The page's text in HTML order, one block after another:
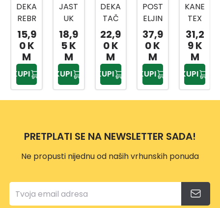
DEKA
REBR
ASTA
150X
200
CM
15,9
0 K
M
KUPI
JAST
UK
DP32
16
55X3
5 CM
18,9
5 K
M
KUPI
DEKA
TAČ
KICE
180X
200
CM
22,9
0 K
M
KUPI
POST
ELJIN
A
JEDN
OKRE
VETN
A 3/1
150X
200
37,9
0 K
M
KUPI
KANE
TEX
JAST
UK
CLIM
A
CON
TROL
50X7
31,2
9 K
M
KUPI
PRETPLATI SE NA NEWSLETTER SADA!
Ne propusti nijednu od naših vrhunskih ponuda